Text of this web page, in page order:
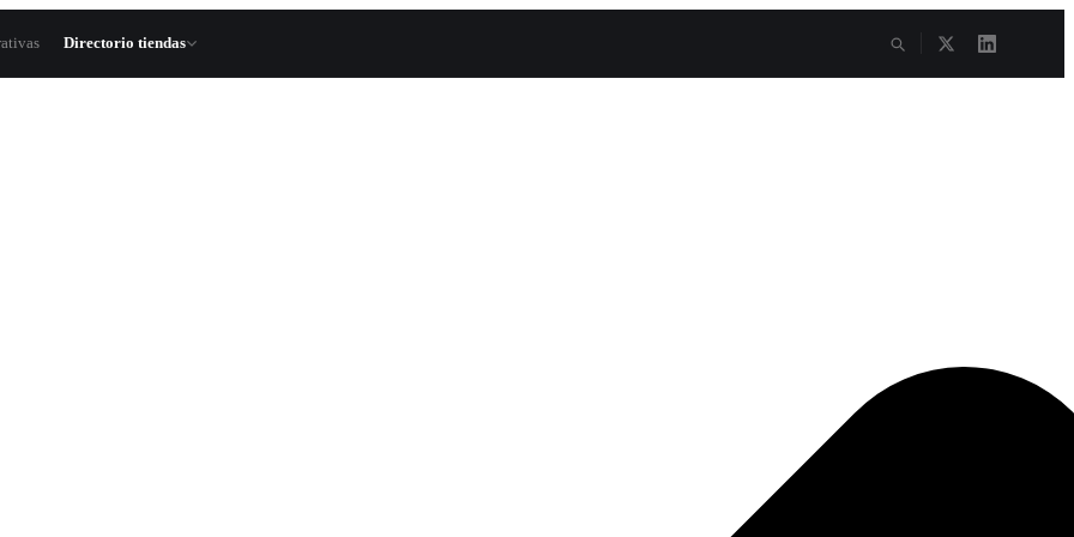
Directorio tiendas